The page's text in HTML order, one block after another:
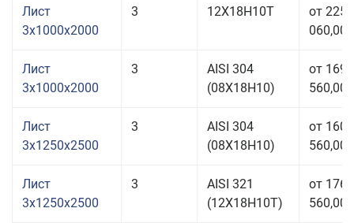
Лист
3x1000x2000
3 12Х18Н10Т
от 225
060,00
Лист
3x1000x2000
3
AISI 304
(08Х18Н10)
от 169
560,00
Лист
3x1250x2500
3
AISI 304
(08Х18Н10)
от 160
560,00
Лист
3x1250x2500
3
AISI 321
(12Х18Н10Т)
от 176
560,00